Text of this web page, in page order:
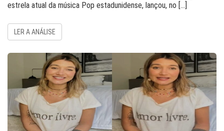
estrela atual da música Pop estadunidense, lançou, no […]
LER A ANÁLISE